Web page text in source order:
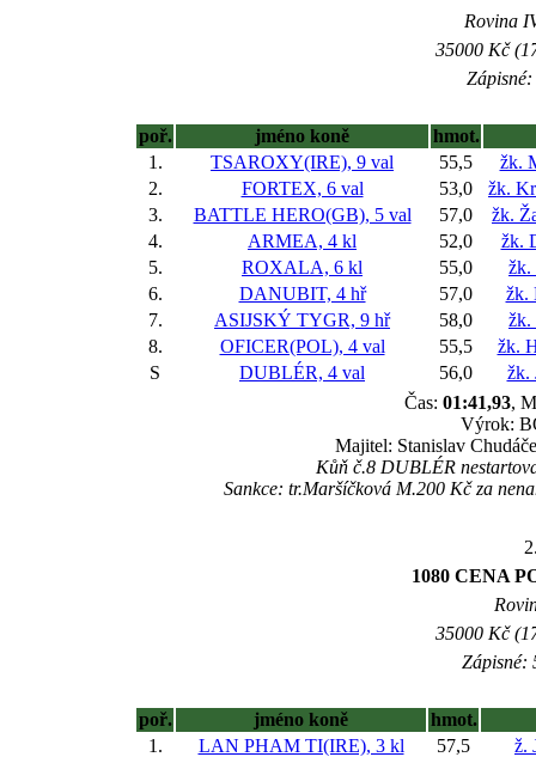
Rovina
35000 Kč
poř. jméno koně
hmot.
1.
TSAROXY(IRE), 9 val 55,5
žk.
2.
FORTEX, 6 val 53,0
žk.
3.
BATTLE HERO(GB), 5 val 57,0
žk.
4.
ARMEA, 4 kl 52,0
žk.
5.
ROXALA, 6 kl 55,0
žk.
6.
DANUBIT, 4 hř 57,0
žk.
7.
ASIJSKÝ TYGR, 9 hř 58,0
žk.
8.
OFICER(POL), 4 val 55,5
žk.
S
DUBLÉR, 4 val 56,0
žk.
Čas: 01:41,93,
Výrok:
Majitel: Stanislav
Kůň č.8 DUBLÉR
Sankce: tr.Maršíčková M.200 Kč za
1080 CENA
35000 Kč
Zápisné:
poř. jméno koně
hmot.
1.
LAN PHAM TI(IRE), 3 kl 57,5
ž.